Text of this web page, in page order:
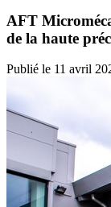
AFT
de la haute
Publié le 11 avril